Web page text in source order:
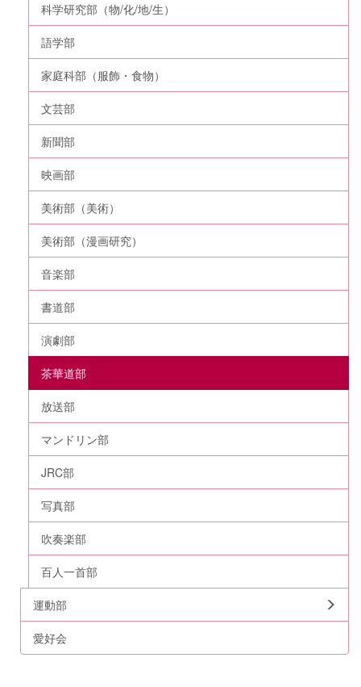
科学研究部（物/化/地/生）
語学部
家庭科部（服飾・食物）
文芸部
新聞部
映画部
美術部（美術）
美術部（漫画研究）
音楽部
書道部
演劇部
茶華道部
放送部
マンドリン部
JRC部
写真部
吹奏楽部
百人一首部
運動部
愛好会